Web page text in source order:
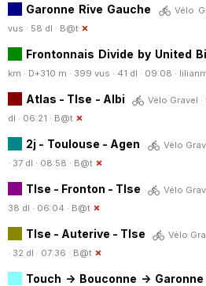
Garonne Rive Gauche
Vélo
vus · 58 dl · B@t
Frontonnais Divide by United
km · D+310 m · 399 vus · 41 dl · 09:08 ·
Atlas - Tlse - Albi
Vélo Gravel
dl · 06:21 · B@t
2j - Toulouse - Agen
Vélo
· 37 dl · 08:58 · B@t
Tlse - Fronton - Tlse
Vélo
38 dl · 06:04 · B@t
Tlse - Auterive - Tlse
Vélo
· 32 dl · 07:36 · B@t
Touch -> Bouconne -> Garonne